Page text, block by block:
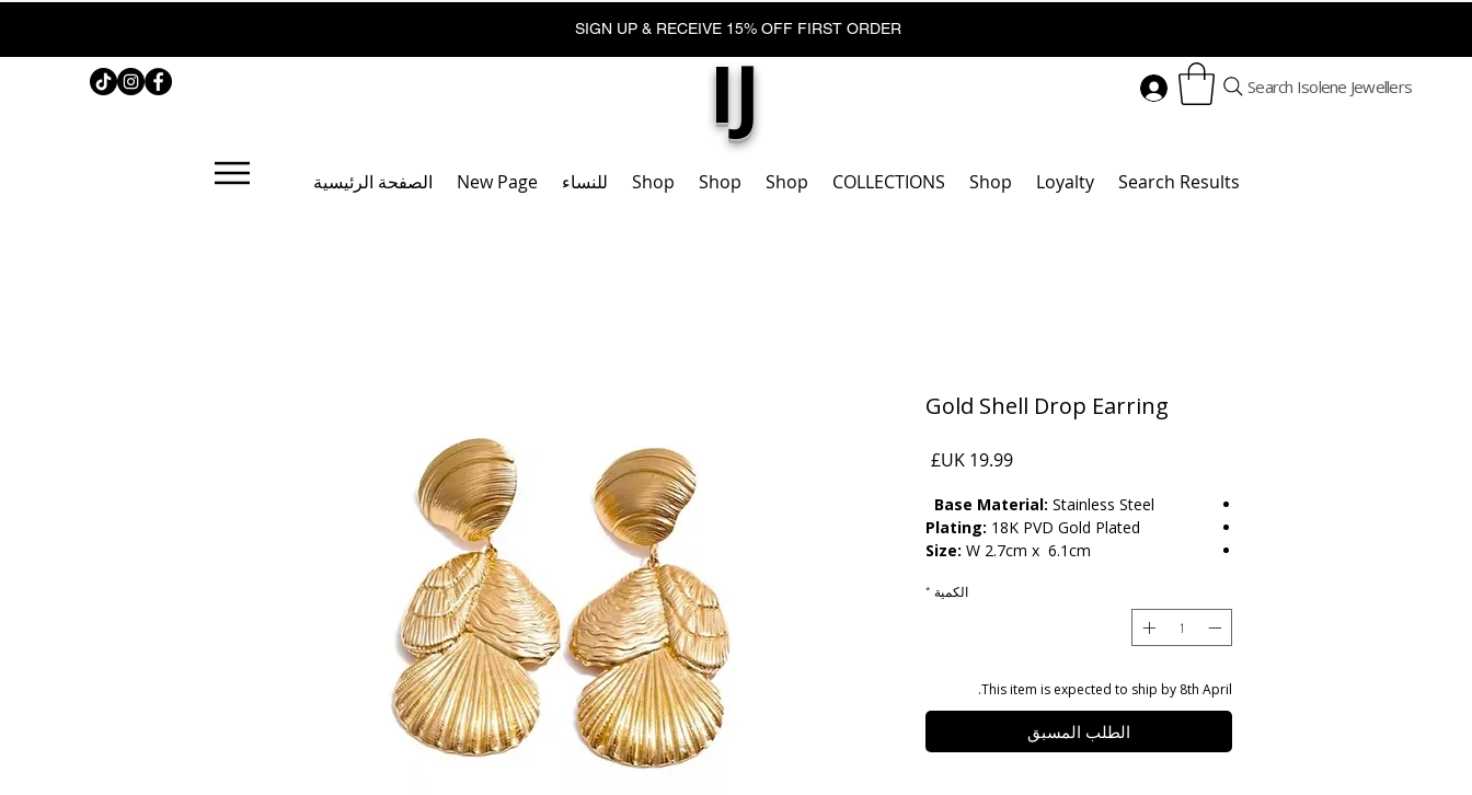
SIGN UP & RECEIVE 15% OFF FIRST ORDER
IJ Search Isolene Jewellers
الصفحة الرئيسية New Page للنساء Shop Shop Shop COLLECTIONS Shop Loyalty Search Results
Gold Shell Drop Earring
السعر
Base Material: Stainless Steel
Plating: 18K PVD Gold Plated
Size: W 2.7cm x 6.1cm
Care:
الكمية *
This item is expected to ship by 8th April.
الطلب المسبق